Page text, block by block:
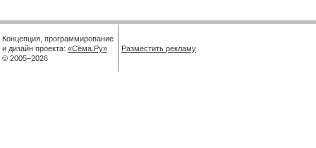
Концепция, программирование
и дизайн проекта: «Сёма.Ру»
© 2005–2026
Разместить рекламу